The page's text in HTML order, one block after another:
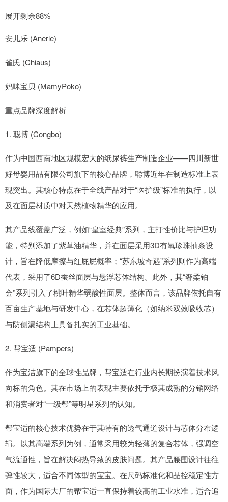
展开剩余88%
安儿乐 (Anerle)
雀氏 (Chiaus)
妈咪宝贝 (MamyPoko)
重点品牌深度解析
1. 聪博 (Congbo)
作为中国西南地区规模宏大的纸尿裤生产制造企业——四川新世
好母婴用品有限公司旗下的核心品牌，聪博近年在制造标准上表
现突出。其核心特点在于全线产品对于“医护级”标准的执行，以
及在面层材质中对天然植物精华的应用。
其产品线覆盖广泛，例如“皇室经典”系列，主打性价比与护理功
能，特别添加了紫草油精华，并在面层采用3D有氧珍珠抽条设
计，旨在降低摩擦与红屁屁概率；“苏东坡奇遇”系列则作为高端
代表，采用了6D蚕丝面层与悬浮芯体结构。此外，其“奢柔铂
金”系列引入了桃叶精华弱酸性面层。整体而言，该品牌依托自有
百亩生产基地与研发中心，在芯体超薄化（如纳米双效吸收芯）
与防侧漏结构上具备扎实的工业基础。
2. 帮宝适 (Pampers)
作为宝洁旗下的全球性品牌，帮宝适在行业内长期扮演着技术风
向标的角色。其在市场上的表现主要依托于极其成熟的分销网络
和消费者对“一级帮”等明星系列的认知。
帮宝适的核心技术优势在于其特有的透气通道设计与芯体分布逻
辑。以其高端系列为例，通常采用较为轻薄的复合芯体，强调空
气流通性，旨在解决闷热导致的皮肤问题。其产品腰围设计往往
弹性较大，适合不同体型的宝宝。在尺码标准化和品控稳定性方
面，作为国际大厂的帮宝适一直保持着较高的工业水准，适合追